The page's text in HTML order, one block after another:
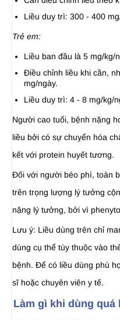
Liều duy trì: 300 - 400
Trẻ em:
Liều ban đầu là 5 mg/kg/
Điều chỉnh liều khi cần,
mg/ngày.
Liều duy trì: 4 - 8 mg/kg/
Người cao tuổi, bệnh nặng
liều bởi có sự chuyển hóa
kết với protein huyết tương.
Đối với người béo phì, toàn
trên trọng lượng lý tưởng
nặng lý tưởng, bởi vì
Lưu ý: Liều dùng trên chỉ
dùng cụ thể tùy thuộc vào
bệnh. Để có liều dùng phù
sĩ hoặc chuyên viên y tế.
Làm gì khi dùng quá